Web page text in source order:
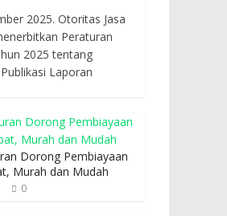
2025. Otoritas Jasa
Peraturan
2025 tentang
Laporan
Dorong Pembiayaan
Murah dan Mudah
0